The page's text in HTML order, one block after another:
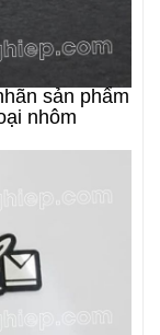
sản phẩm
nhôm